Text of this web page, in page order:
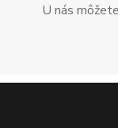
U nás